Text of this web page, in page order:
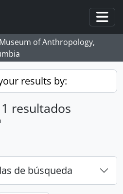
of Anthropology,
results by:
resultados
de búsqueda